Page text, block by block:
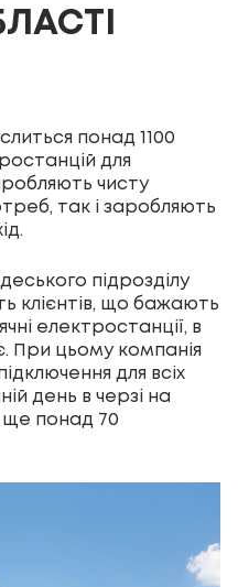
понад 1100
для
чисту
так і заробляють
підрозділу
клієнтів, що бажають
електростанції, в
При цьому компанія
для всіх
день в черзі на
ще понад 70